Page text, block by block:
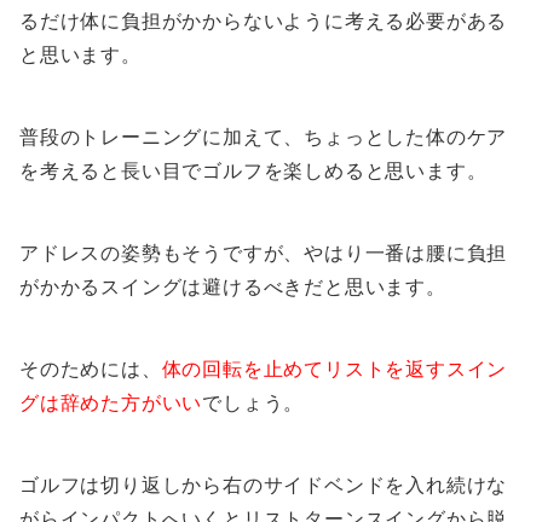
るだけ体に負担がかからないように考える必要がある
と思います。
普段のトレーニングに加えて、ちょっとした体のケア
を考えると長い目でゴルフを楽しめると思います。
アドレスの姿勢もそうですが、やはり一番は腰に負担
がかかるスイングは避けるべきだと思います。
そのためには、 体の回転を止めてリストを返すスイン
グは辞めた方がいいでしょう。
ゴルフは切り返しから右のサイドベンドを入れ続けな